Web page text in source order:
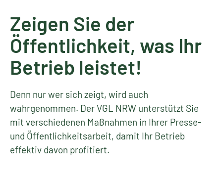
Zeigen Sie der
Öffentlichkeit, was Ihr
Betrieb leistet!
Denn nur wer sich zeigt, wird auch
wahrgenommen. Der VGL NRW unterstützt Sie
mit verschiedenen Maßnahmen in Ihrer Presse-
und Öffentlichkeitsarbeit, damit Ihr Betrieb
effektiv davon profitiert.